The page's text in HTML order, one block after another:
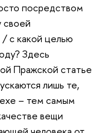
посредством
своей
с какой целью
Здесь
Пражской статье
лишь те,
– тем самым
вещи